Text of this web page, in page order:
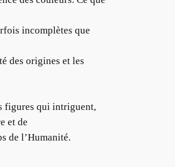
incomplètes que
des origines et les
figures qui intriguent,
et de
de l’Humanité.